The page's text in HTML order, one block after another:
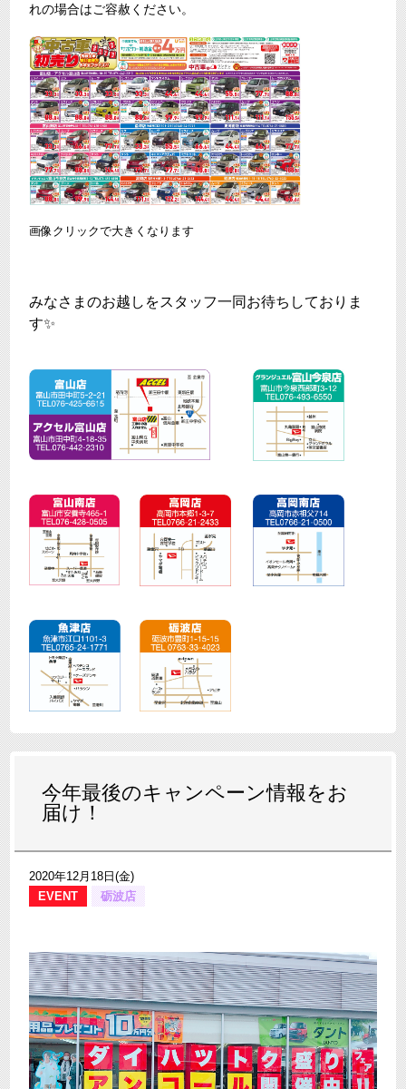
れの場合はご容赦ください。
画像クリックで大きくなります
みなさまのお越しをスタッフ一同お待ちしておりま
す✨
今年最後のキャンペーン情報をお
届け！
2020年12月18日(金)
EVENT
砺波店